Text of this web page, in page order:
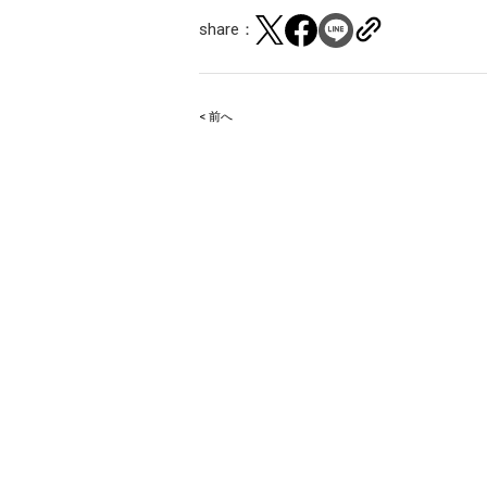
share：
Post
< 前へ